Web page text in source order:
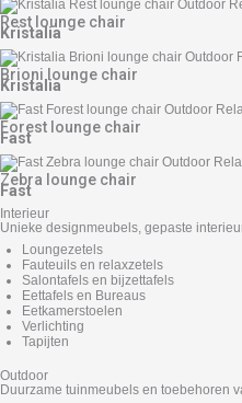
Rest lounge chair
Kristalia
Brioni lounge chair
Kristalia
Forest lounge chair
Fast
Zebra lounge chair
Fast
Interieur
Unieke designmeubels, gepaste
Loungezetels
Fauteuils en relaxzetels
Salontafels en bijzettafels
Eettafels en Bureaus
Eetkamerstoelen
Verlichting
Tapijten
Outdoor
Duurzame tuinmeubels en toebehoren